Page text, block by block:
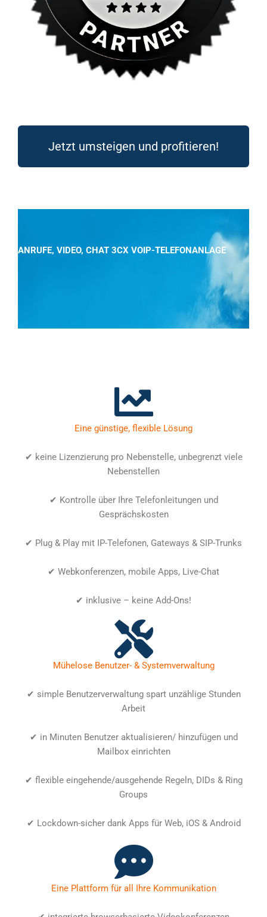
Jetzt umsteigen und profitieren!
ANRUFE, VIDEO, CHAT 3CX VOIP-TELEFONANLAGE
Eine günstige, flexible Lösung
✔ keine Lizenzierung pro Nebenstelle, unbegrenzt viele
Nebenstellen
✔ Kontrolle über Ihre Telefonleitungen und
Gesprächskosten
✔ Plug & Play mit IP-Telefonen, Gateways & SIP-Trunks
✔ Webkonferenzen, mobile Apps, Live-Chat
✔ inklusive – keine Add-Ons!
Mühelose Benutzer- & Systemverwaltung
✔ simple Benutzerverwaltung spart unzählige Stunden
Arbeit
✔ in Minuten Benutzer aktualisieren/ hinzufügen und
Mailbox einrichten
✔ flexible eingehende/ausgehende Regeln, DIDs & Ring
Groups
✔ Lockdown-sicher dank Apps für Web, iOS & Android
Eine Plattform für all Ihre Kommunikation